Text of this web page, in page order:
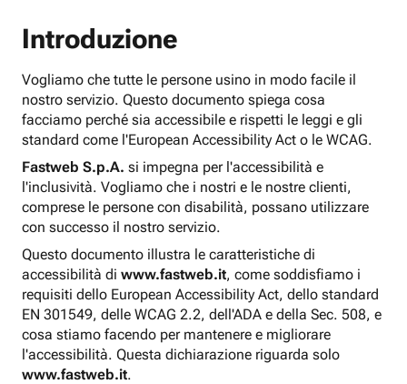
Introduzione
Vogliamo che tutte le persone usino in modo facile il
nostro servizio. Questo documento spiega cosa
facciamo perché sia accessibile e rispetti le leggi e gli
standard come l'European Accessibility Act o le WCAG.
Fastweb S.p.A. si impegna per l'accessibilità e
l'inclusività. Vogliamo che i nostri e le nostre clienti,
comprese le persone con disabilità, possano utilizzare
con successo il nostro servizio.
Questo documento illustra le caratteristiche di
accessibilità di www.fastweb.it, come soddisfiamo i
requisiti dello European Accessibility Act, dello standard
EN 301549, delle WCAG 2.2, dell'ADA e della Sec. 508, e
cosa stiamo facendo per mantenere e migliorare
l'accessibilità. Questa dichiarazione riguarda solo
www.fastweb.it.